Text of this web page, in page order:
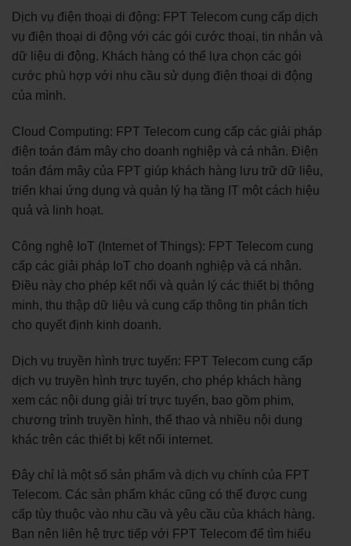
Dịch vụ điện thoại di động: FPT Telecom cung cấp dịch
vụ điện thoại di động với các gói cước thoại, tin nhắn và
dữ liệu di động. Khách hàng có thể lựa chọn các gói
cước phù hợp với nhu cầu sử dụng điện thoại di động
của mình.
Cloud Computing: FPT Telecom cung cấp các giải pháp
điện toán đám mây cho doanh nghiệp và cá nhân. Điện
toán đám mây của FPT giúp khách hàng lưu trữ dữ liệu,
triển khai ứng dụng và quản lý hạ tầng IT một cách hiệu
quả và linh hoạt.
Công nghệ IoT (Internet of Things): FPT Telecom cung
cấp các giải pháp IoT cho doanh nghiệp và cá nhân.
Điều này cho phép kết nối và quản lý các thiết bị thông
minh, thu thập dữ liệu và cung cấp thông tin phân tích
cho quyết định kinh doanh.
Dịch vụ truyền hình trực tuyến: FPT Telecom cung cấp
dịch vụ truyền hình trực tuyến, cho phép khách hàng
xem các nội dung giải trí trực tuyến, bao gồm phim,
chương trình truyền hình, thể thao và nhiều nội dung
khác trên các thiết bị kết nối internet.
Đây chỉ là một số sản phẩm và dịch vụ chính của FPT
Telecom. Các sản phẩm khác cũng có thể được cung
cấp tùy thuộc vào nhu cầu và yêu cầu của khách hàng.
Bạn nên liên hệ trực tiếp với FPT Telecom để tìm hiểu